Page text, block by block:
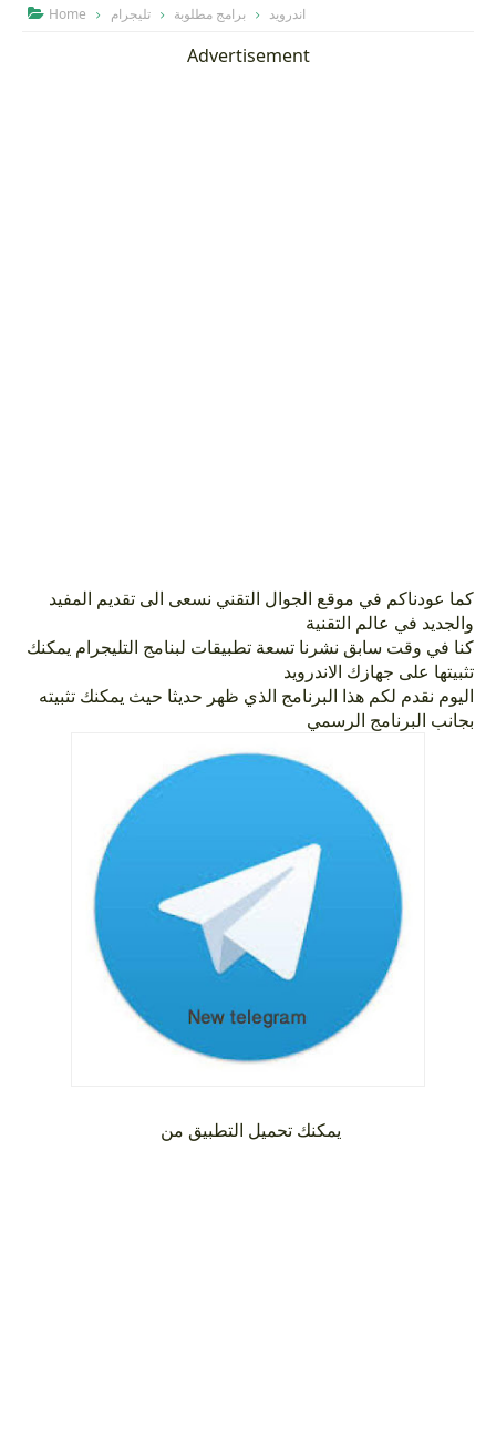
 Home اندرويد برامج مطلوبة تليجرام
Advertisement
كما عودناكم في موقع الجوال التقني نسعى الى تقديم المفيد
والجديد في عالم التقنية
كنا في وقت سابق نشرنا تسعة تطبيقات لبنامج التليجرام يمكنك
تثبيتها على جهازك الاندرويد
اليوم نقدم لكم هذا البرنامج الذي ظهر حديثا حيث يمكنك تثبيته
بجانب البرنامج الرسمي
يمكنك تحميل التطبيق من